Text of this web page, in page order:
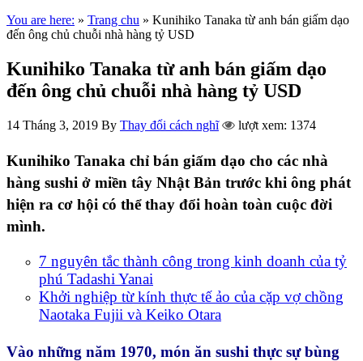
You are here: » Trang chu » Kunihiko Tanaka từ anh bán giấm dạo
đến ông chủ chuỗi nhà hàng tỷ USD
Kunihiko Tanaka từ anh bán giấm dạo
đến ông chủ chuỗi nhà hàng tỷ USD
14 Tháng 3, 2019 By Thay đổi cách nghĩ lượt xem: 1374
Kunihiko Tanaka chỉ bán giấm dạo cho các nhà
hàng sushi ở miền tây Nhật Bản trước khi ông phát
hiện ra cơ hội có thể thay đổi hoàn toàn cuộc đời
mình.
7 nguyên tắc thành công trong kinh doanh của tỷ
phú Tadashi Yanai
Khởi nghiệp từ kính thực tế ảo của cặp vợ chồng
Naotaka Fujii và Keiko Otara
Vào những năm 1970, món ăn sushi thực sự bùng